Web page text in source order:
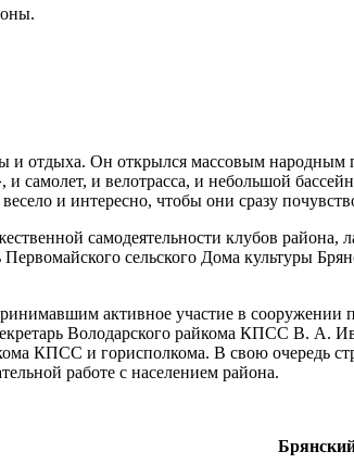
и отдыха. Он открылся массовым народным
и велотрасса, и небольшой
и интересно, чтобы они сразу
самодеятельности клубов района,
сельского Дома культуры
активное участие в сооружении
Володарского райкома КПСС В. А.
КПСС и горисполкома. В свою очередь
работе с населением района.